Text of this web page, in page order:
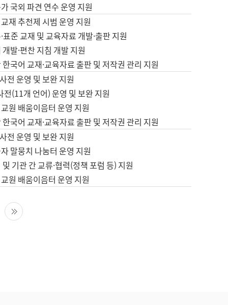
국외 파견 연수 운영 지원
재 추천제 시범 운영 지원
표준 교재 및 교육자료 개발·출판 지원
발·편찬 지침 개발 지원
국어 교재·교육자료 출판 및 저작권 관리 지원
전 운영 및 보완 지원
전(11개 언어) 운영 및 보완 지원
원 배움이음터 운영 지원
국어 교재·교육자료 출판 및 저작권 관리 지원
전 운영 및 보완 지원
말뭉치 나눔터 운영 지원
기관 간 교류·협력(정책 포럼 등) 지원
원 배움이음터 운영 지원
음 페이지마지막 페이지